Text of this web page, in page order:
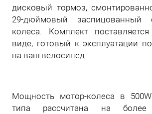
дисковый тормоз,
29-дюймовый заспицованный
колеса. Комплект
виде, готовый к эксплуатации
на ваш велосипед.
Мощность мотор-колеса в 500W
типа рассчитана на более